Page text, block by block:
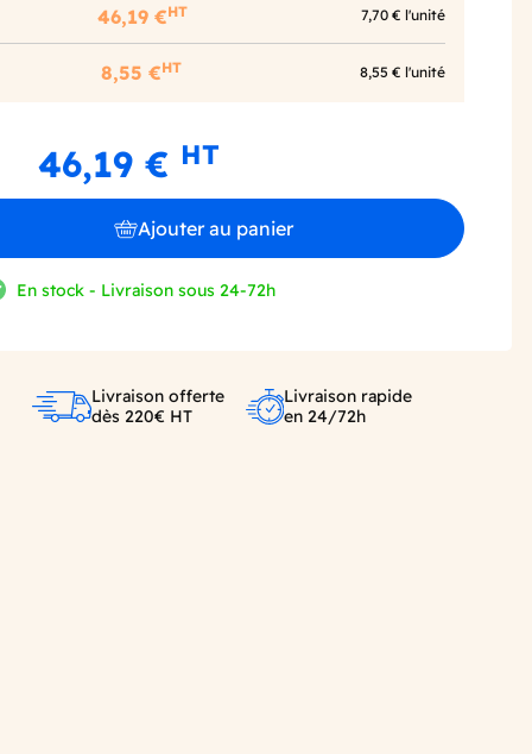
46,19 €HT 7,70 € l'unité
8,55 €HT 8,55 € l'unité
46,19 € HT
Ajouter au panier
En stock - Livraison sous 24-72h
Livraison offerte
dès 220€ HT
Livraison rapide
en 24/72h